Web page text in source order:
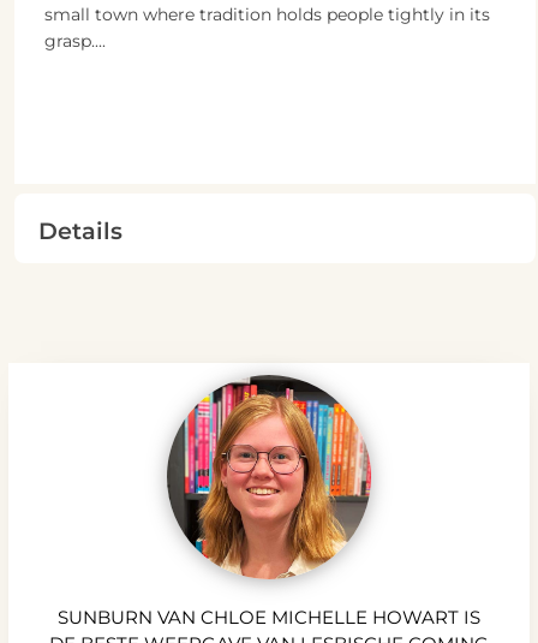
small town where tradition holds people tightly in its
grasp....
Details
SUNBURN VAN CHLOE MICHELLE HOWART IS